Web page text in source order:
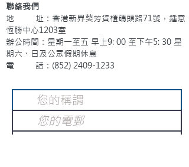
聯絡我們
地 址：香港新界葵芳貨櫃碼頭路71號，鍾意
恆勝中心1203室
辦公時間：星期一至五 早上9: 00 至下午5: 30 星
期六、日及公眾假期休息
電 話：(852) 2409-1233